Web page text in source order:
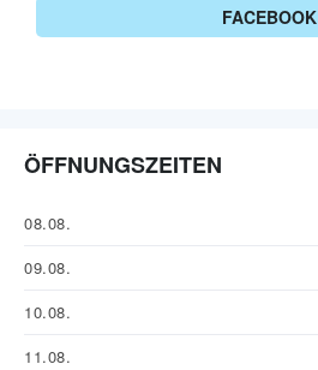
FACEBOOK
ÖFFNUNGSZEITEN
08.08.
09.08.
10.08.
11.08.